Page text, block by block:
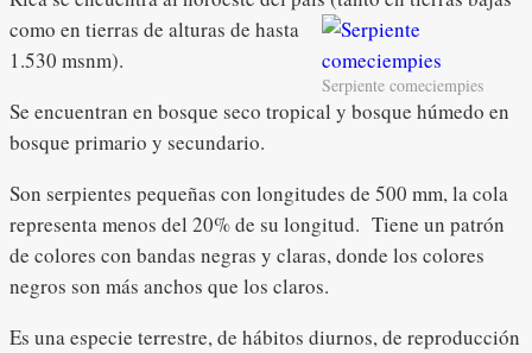
Serpiente comeciempies
como en tierras de alturas de hasta
1.530 msnm).
Se encuentran en bosque seco tropical y bosque húmedo en
bosque primario y secundario.
Son serpientes pequeñas con longitudes de 500 mm, la cola
representa menos del 20% de su longitud. Tiene un patrón
de colores con bandas negras y claras, donde los colores
negros son más anchos que los claros.
Es una especie terrestre, de hábitos diurnos, de reproducción